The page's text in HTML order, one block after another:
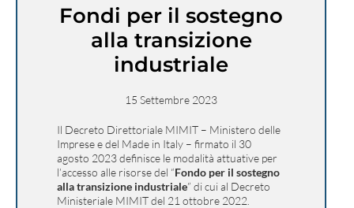
Fondi per il sostegno
alla transizione
industriale
15 Settembre 2023
Il Decreto Direttoriale MIMIT – Ministero delle
Imprese e del Made in Italy – firmato il 30
agosto 2023 definisce le modalità attuative per
l’accesso alle risorse del “Fondo per il sostegno
alla transizione industriale” di cui al Decreto
Ministeriale MIMIT del 21 ottobre 2022.